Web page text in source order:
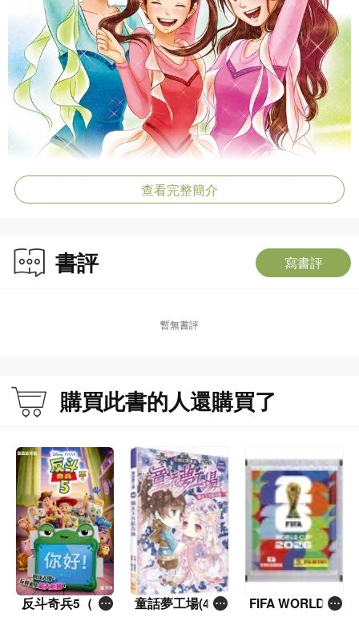
查看完整簡介
書評 寫書評
暫無書評
購買此書的人還購買了
反斗奇兵5（圖
童話夢工場(40)
FIFA WORLD C